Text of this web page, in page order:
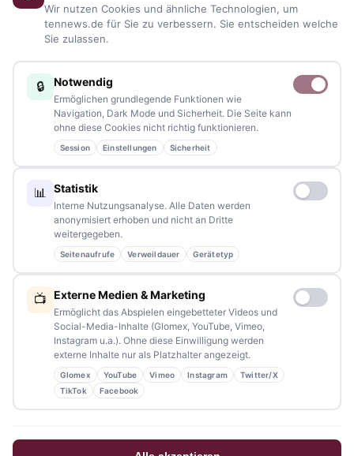
Veranstaltungen – immer aktuell, immer aus Ihrer Nähe.
kennen eine Geschichte, die erzählt werden sollte?
Schreiben Sie uns – gemeinsam mit unseren Leserinnen und
Lesern bleiben wir am Puls der Zeit.
Partnerschaften: info@tennews.de
NAVIGATION
Home
Stellenanzeigen
Wir nutzen Cookies und ähnliche Technologien, um
tennews.de für Sie zu verbessern. Sie entscheiden welche
Sie zulassen.
🔒 Notwendig
Ermöglichen grundlegende Funktionen wie
Navigation, Dark Mode und Sicherheit. Die Seite kann
ohne diese Cookies nicht richtig funktionieren.
Session Einstellungen Sicherheit
📊 Statistik
Interne Nutzungsanalyse. Alle Daten werden
anonymisiert erhoben und nicht an Dritte
weitergegeben.
Seitenaufrufe Verweildauer Gerätetyp
📺 Externe Medien & Marketing
Ermöglicht das Abspielen eingebetteter Videos und
Social-Media-Inhalte (Glomex, YouTube, Vimeo,
Instagram u.a.). Ohne diese Einwilligung werden
externe Inhalte nur als Platzhalter angezeigt.
Glomex YouTube Vimeo Instagram
Twitter/X
TikTok
Facebook